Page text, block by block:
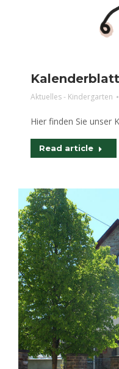
Aktuelles - Kindergarten
Hier finden Sie unser
Read article